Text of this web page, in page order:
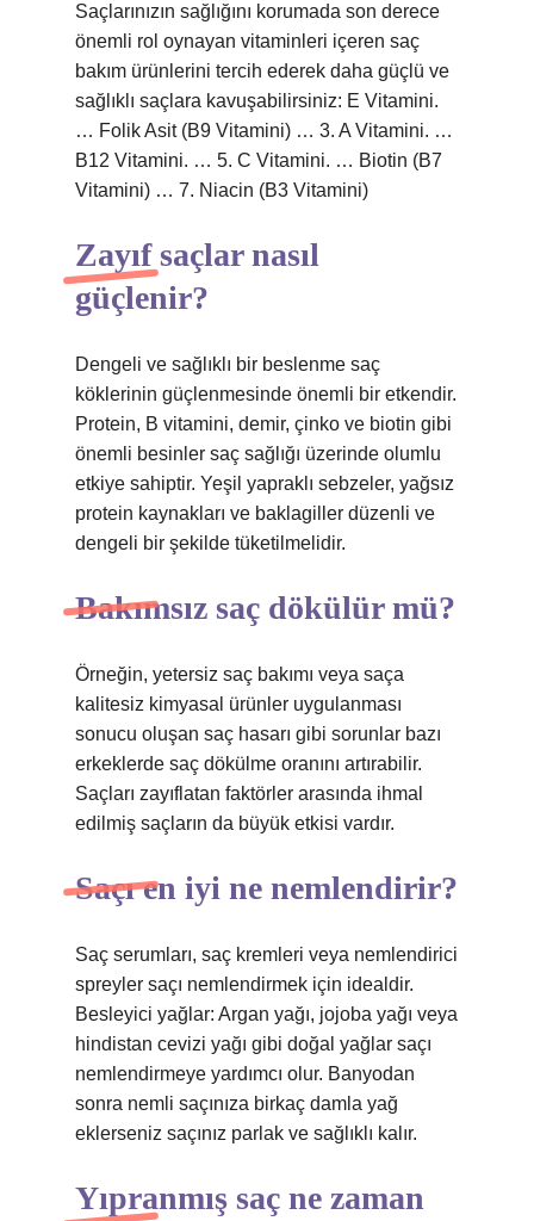
Saçlarınızın sağlığını korumada son derece
önemli rol oynayan vitaminleri içeren saç
bakım ürünlerini tercih ederek daha güçlü ve
sağlıklı saçlara kavuşabilirsiniz: E Vitamini.
… Folik Asit (B9 Vitamini) … 3. A Vitamini. …
B12 Vitamini. … 5. C Vitamini. … Biotin (B7
Vitamini) … 7. Niacin (B3 Vitamini)
Zayıf saçlar nasıl
güçlenir?
Dengeli ve sağlıklı bir beslenme saç
köklerinin güçlenmesinde önemli bir etkendir.
Protein, B vitamini, demir, çinko ve biotin gibi
önemli besinler saç sağlığı üzerinde olumlu
etkiye sahiptir. Yeşil yapraklı sebzeler, yağsız
protein kaynakları ve baklagiller düzenli ve
dengeli bir şekilde tüketilmelidir.
Bakımsız saç dökülür mü?
Örneğin, yetersiz saç bakımı veya saça
kalitesiz kimyasal ürünler uygulanması
sonucu oluşan saç hasarı gibi sorunlar bazı
erkeklerde saç dökülme oranını artırabilir.
Saçları zayıflatan faktörler arasında ihmal
edilmiş saçların da büyük etkisi vardır.
Saçı en iyi ne nemlendirir?
Saç serumları, saç kremleri veya nemlendirici
spreyler saçı nemlendirmek için idealdir.
Besleyici yağlar: Argan yağı, jojoba yağı veya
hindistan cevizi yağı gibi doğal yağlar saçı
nemlendirmeye yardımcı olur. Banyodan
sonra nemli saçınıza birkaç damla yağ
eklerseniz saçınız parlak ve sağlıklı kalır.
Yıpranmış saç ne zaman